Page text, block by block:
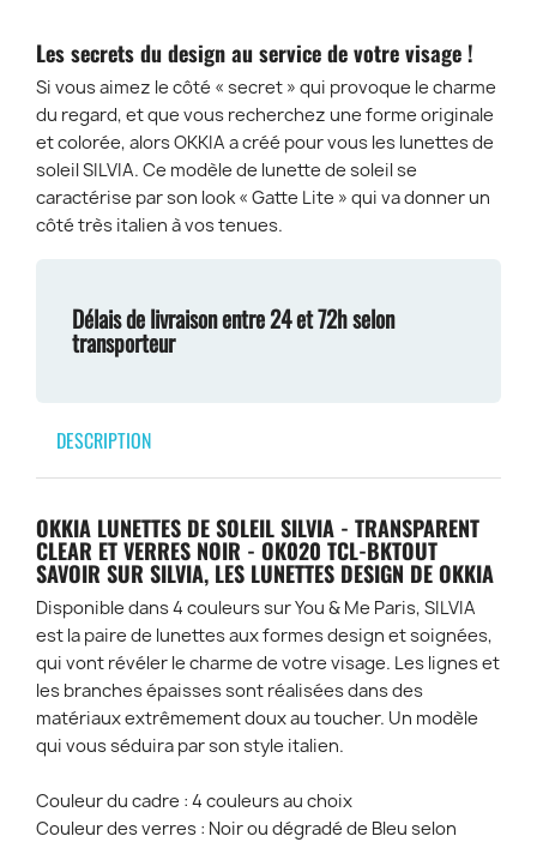
PINK
LENS
TCL
PINK
LENS
BK-
BP
PINK
LENS
-
CH-
BP
LENS
-
TCL-
BK
Les secrets du design au service de votre visage !
Si vous aimez le côté « secret » qui provoque le charme
du regard, et que vous recherchez une forme originale
et colorée, alors OKKIA a créé pour vous les lunettes de
soleil SILVIA. Ce modèle de lunette de soleil se
caractérise par son look « Gatte Lite » qui va donner un
côté très italien à vos tenues.
Délais de livraison entre 24 et 72h selon
transporteur
DESCRIPTION
OKKIA LUNETTES DE SOLEIL SILVIA - TRANSPARENT
CLEAR ET VERRES NOIR - OK020 TCL-BKTOUT
SAVOIR SUR SILVIA, LES LUNETTES DESIGN DE OKKIA
Disponible dans 4 couleurs sur You & Me Paris, SILVIA
est la paire de lunettes aux formes design et soignées,
qui vont révéler le charme de votre visage. Les lignes et
les branches épaisses sont réalisées dans des
matériaux extrêmement doux au toucher. Un modèle
qui vous séduira par son style italien.
Couleur du cadre : 4 couleurs au choix
Couleur des verres : Noir ou dégradé de Bleu selon